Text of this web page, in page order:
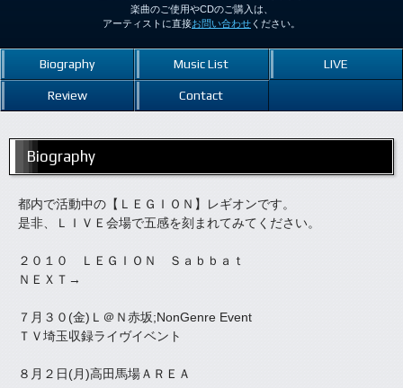
楽曲のご使用やCDのご購入は、
アーティストに直接お問い合わせ ください。
Biography Music List LIVE
Review Contact
Biography
都内で活動中の【ＬＥＧＩＯＮ】レギオンです。
是非、ＬＩＶＥ会場で五感を刻まれてみてください。
２０１０ ＬＥＧＩＯＮ Ｓａｂｂａｔ
ＮＥＸＴ→
７月３０(金)Ｌ＠Ｎ赤坂;NonGenre Event
ＴＶ埼玉収録ライヴイベント
８月２日(月)高田馬場ＡＲＥＡ